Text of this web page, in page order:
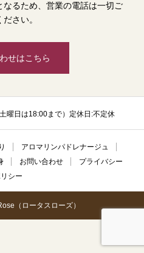
るため、営業の電話は一切ご
さい。
せはこちら
曜日は18:00まで）定休日:不定休
アロマリンパドレナージュ
お問い合わせ
プライバシー
シー
（ロータスローズ）